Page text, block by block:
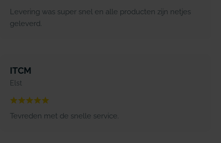
Levering was super snel en alle producten zijn netjes
geleverd.
ITCM
Elst
Tevreden met de snelle service.